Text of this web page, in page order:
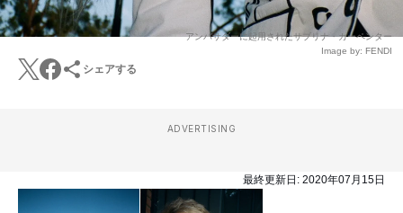
アンバサダーに起用されたサブリナ・カーペンター
Image by: FENDI
シェアする
ADVERTISING
最終更新日: 2020年07月15日